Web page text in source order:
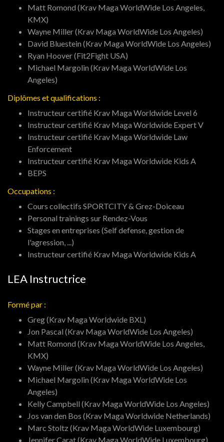
Matt Romond (Krav Maga WorldWide Los Angeles,
KMX)
Wayne Miller (Krav Maga WorldWide Los Angeles)
David Bluestein (Krav Maga WorldWide Los Angeles)
Ryan Hoover (Fit2Fight USA)
Michael Margolin (Krav Maga WorldWide Los
Angeles)
Diplômes et qualifications :
Instructeur certifié Krav Maga Worldwide Level 6
Instructeur certifié Krav Maga Worldwide Expert V
Instructeur certifié Krav Maga Worldwide Law
Enforcement
Instructeur certifié Krav Maga Worldwide Kids A
BEPS
Occupations :
Cours collectifs SPORTCITY & Grez-Doiceau
Personal trainings sur Rendez-Vous
Stages en entreprises (Self defense, gestion de
l'agression, ...)
Instructeur certifié Krav Maga Worldwide Kids A
LEA Instructrice
Formé par :
Greg (Krav Maga Worldwide BXL)
Jon Pascal (Krav Maga WorldWide Los Angeles)
Matt Romond (Krav Maga WorldWide Los Angeles,
KMX)
Wayne Miller (Krav Maga WorldWide Los Angeles)
Michael Margolin (Krav Maga WorldWide Los
Angeles)
Kelly Campbell (Krav Maga WorldWide Los Angeles)
Jos van den Bos (Krav Maga Worldwide Netherlands)
Marc Stoltz (Krav Maga WorldWide Luxembourg)
Jennifer Carat (Krav Maga WorldWide Luxembourg)